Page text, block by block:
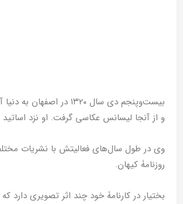
بیست‌وپنجم دی سال
و از آنجا لیسانس عکاسی گرفت. او نزد
وی در طول سال‌های فعالیتش با نشریات
روزنامۀ کیهان.
بختیار در کارنامۀ خود چند اثر تصویری